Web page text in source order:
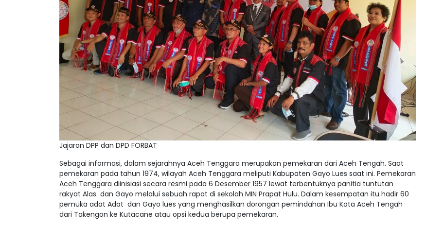
Jajaran DPP dan DPD FORBAT
Sebagai informasi, dalam sejarahnya Aceh Tenggara merupakan pemekaran dari Aceh Tengah. Saat
pemekaran pada tahun 1974, wilayah Aceh Tenggara meliputi Kabupaten Gayo Lues saat ini. Pemekaran
Aceh Tenggara diinisiasi secara resmi pada 6 Desember 1957 lewat terbentuknya panitia tuntutan
rakyat Alas dan Gayo melalui sebuah rapat di sekolah MIN Prapat Hulu. Dalam kesempatan itu hadir 60
pemuka adat Adat dan Gayo lues yang menghasilkan dorongan pemindahan Ibu Kota Aceh Tengah
dari Takengon ke Kutacane atau opsi kedua berupa pemekaran.